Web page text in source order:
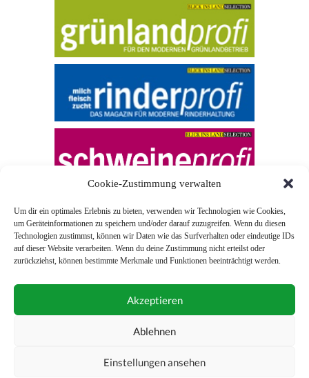
Cookie-Zustimmung verwalten
Um dir ein optimales Erlebnis zu bieten, verwenden wir Technologien wie Cookies,
um Geräteinformationen zu speichern und/oder darauf zuzugreifen. Wenn du diesen
Technologien zustimmst, können wir Daten wie das Surfverhalten oder eindeutige IDs
auf dieser Website verarbeiten. Wenn du deine Zustimmung nicht erteilst oder
zurückziehst, können bestimmte Merkmale und Funktionen beeinträchtigt werden.
Akzeptieren
Ablehnen
Einstellungen ansehen
© 2026 Blick ins Land
Unterstützt durch
0043 (0)1 581 28 90 0
Impressum